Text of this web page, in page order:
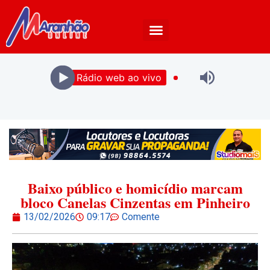
Rádio web ao vivo
Baixo público e homicídio marcam
bloco Canelas Cinzentas em Pinheiro
13/02/2026 09:17 Comente